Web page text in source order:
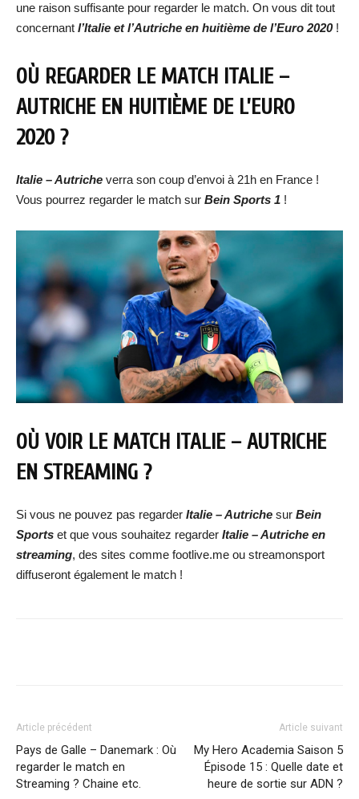
une raison suffisante pour regarder le match. On vous dit tout
concernant l’Italie et l’Autriche en huitième de l’Euro 2020!
OÙ REGARDER LE MATCH ITALIE –
AUTRICHE EN HUITIÈME DE L’EURO
2020 ?
Italie – Autriche verra son coup d’envoi à 21h en France !
Vous pourrez regarder le match sur Bein Sports 1 !
OÙ VOIR LE MATCH ITALIE – AUTRICHE
EN STREAMING ?
Si vous ne pouvez pas regarder Italie – Autriche sur Bein
Sports et que vous souhaitez regarder Italie – Autriche en
streaming, des sites comme footlive.me ou streamonsport
diffuseront également le match !
Article précédent
Pays de Galle – Danemark : Où
regarder le match en
Streaming ? Chaine etc.
Article suivant
My Hero Academia Saison 5
Épisode 15 : Quelle date et
heure de sortie sur ADN ?